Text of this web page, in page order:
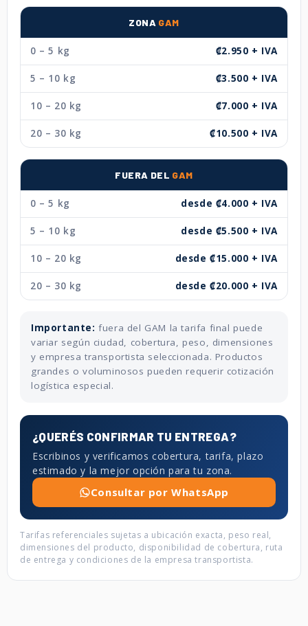
ZONA GAM
0 – 5 kg ₡2.950 + IVA
5 – 10 kg ₡3.500 + IVA
10 – 20 kg ₡7.000 + IVA
20 – 30 kg ₡10.500 + IVA
FUERA DEL GAM
0 – 5 kg desde ₡4.000 + IVA
5 – 10 kg desde ₡5.500 + IVA
10 – 20 kg desde ₡15.000 + IVA
20 – 30 kg desde ₡20.000 + IVA
Importante: fuera del GAM la tarifa final puede
variar según ciudad, cobertura, peso, dimensiones
y empresa transportista seleccionada. Productos
grandes o voluminosos pueden requerir cotización
logística especial.
¿QUERÉS CONFIRMAR TU ENTREGA?
Escribinos y verificamos cobertura, tarifa, plazo
estimado y la mejor opción para tu zona.
Consultar por WhatsApp
Tarifas referenciales sujetas a ubicación exacta, peso real,
dimensiones del producto, disponibilidad de cobertura, ruta
de entrega y condiciones de la empresa transportista.